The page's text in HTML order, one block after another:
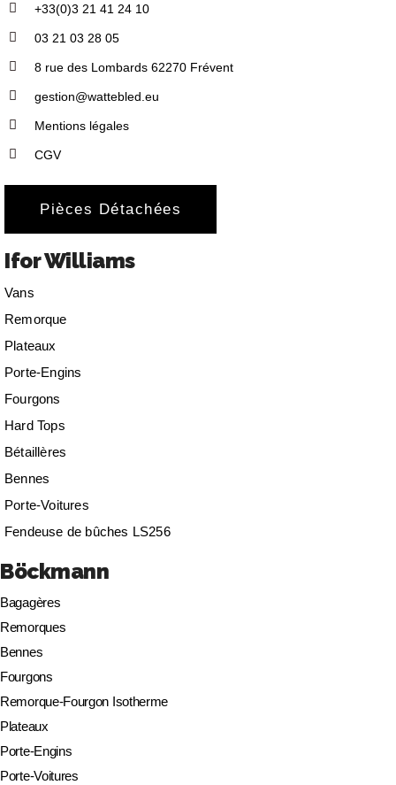
+33(0)3 21 41 24 10
03 21 03 28 05
8 rue des Lombards 62270 Frévent
gestion@wattebled.eu
Mentions légales
CGV
Pièces Détachées
Ifor Williams
Vans
Remorque
Plateaux
Porte-Engins
Fourgons
Hard Tops
Bétaillères
Bennes
Porte-Voitures
Fendeuse de bûches LS256
Böckmann
Bagagères
Remorques
Bennes
Fourgons
Remorque-Fourgon Isotherme
Plateaux
Porte-Engins
Porte-Voitures